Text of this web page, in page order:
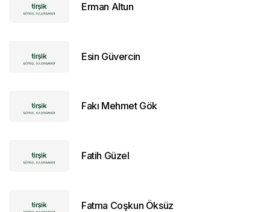
Erman Altun
Esin Güvercin
Fakı Mehmet Gök
Fatih Güzel
Fatma Coşkun Öksüz